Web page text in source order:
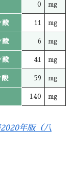
0 mg
酸 11 mg
酸 6 mg
酸 41 mg
酸 59 mg
140 mg
年版（八